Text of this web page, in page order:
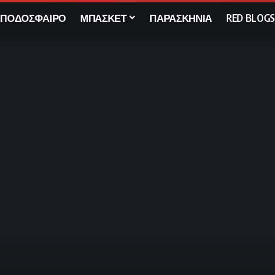
ΠΟΔΟΣΦΑΙΡΟ ΜΠΑΣΚΕΤ ΠΑΡΑΣΚΗΝΙΑ RED BLOGS